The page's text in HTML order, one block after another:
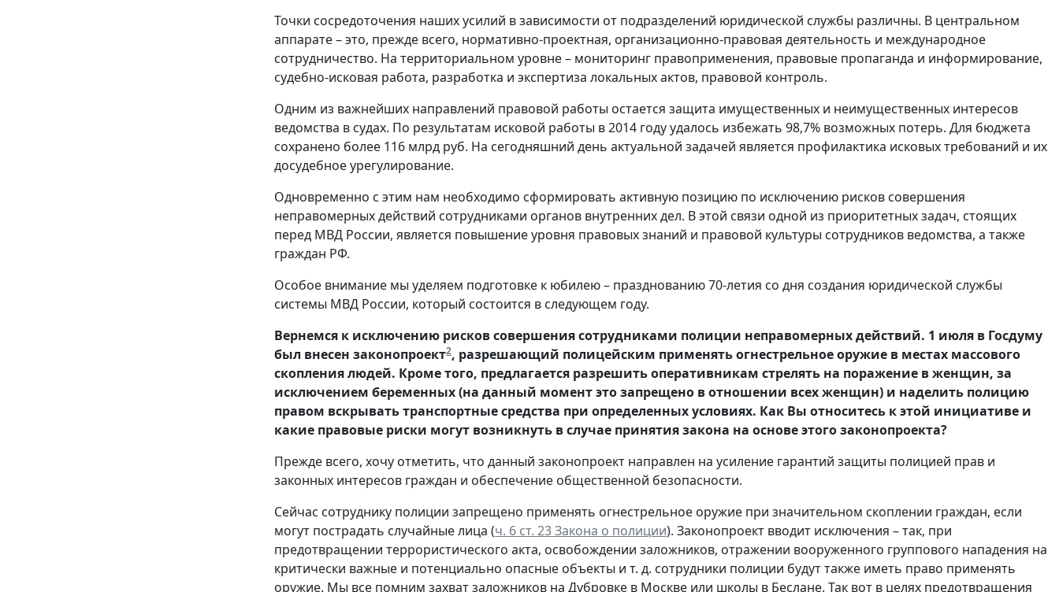
Точки сосредоточения наших усилий в зависимости от подразделений юридической службы различны. В центральном
аппарате – это, прежде всего, нормативно-проектная, организационно-правовая деятельность и международное
сотрудничество. На территориальном уровне – мониторинг правоприменения, правовые пропаганда и информирование,
судебно-исковая работа, разработка и экспертиза локальных актов, правовой контроль.
Одним из важнейших направлений правовой работы остается защита имущественных и неимущественных интересов
ведомства в судах. По результатам исковой работы в 2014 году удалось избежать 98,7% возможных потерь. Для бюджета
сохранено более 116 млрд руб. На сегодняшний день актуальной задачей является профилактика исковых требований и их
досудебное урегулирование.
Одновременно с этим нам необходимо сформировать активную позицию по исключению рисков совершения
неправомерных действий сотрудниками органов внутренних дел. В этой связи одной из приоритетных задач, стоящих
перед МВД России, является повышение уровня правовых знаний и правовой культуры сотрудников ведомства, а также
граждан РФ.
Особое внимание мы уделяем подготовке к юбилею – празднованию 70-летия со дня создания юридической службы
системы МВД России, который состоится в следующем году.
Вернемся к исключению рисков совершения сотрудниками полиции неправомерных действий. 1 июля в Госдуму
был внесен законопроект2, разрешающий полицейским применять огнестрельное оружие в местах массового
скопления людей. Кроме того, предлагается разрешить оперативникам стрелять на поражение в женщин, за
исключением беременных (на данный момент это запрещено в отношении всех женщин) и наделить полицию
правом вскрывать транспортные средства при определенных условиях. Как Вы относитесь к этой инициативе и
какие правовые риски могут возникнуть в случае принятия закона на основе этого законопроекта?
Прежде всего, хочу отметить, что данный законопроект направлен на усиление гарантий защиты полицией прав и
законных интересов граждан и обеспечение общественной безопасности.
Сейчас сотруднику полиции запрещено применять огнестрельное оружие при значительном скоплении граждан, если
могут пострадать случайные лица (ч. 6 ст. 23 Закона о полиции). Законопроект вводит исключения – так, при
предотвращении террористического акта, освобождении заложников, отражении вооруженного группового нападения на
критически важные и потенциально опасные объекты и т. д. сотрудники полиции будут также иметь право применять
оружие. Мы все помним захват заложников на Дубровке в Москве или школы в Беслане. Так вот в целях предотвращения